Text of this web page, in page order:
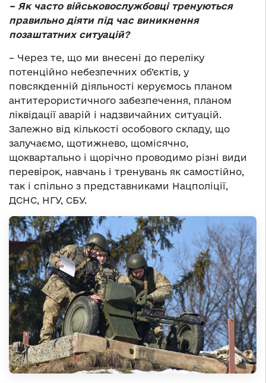
– Як часто військовослужбовці тренуються
правильно діяти під час виникнення
позаштатних ситуацій?
– Через те, що ми внесені до переліку
потенційно небезпечних об’єктів, у
повсякденній діяльності керуємось планом
антитерористичного забезпечення, планом
ліквідації аварій і надзвичайних ситуацій.
Залежно від кількості особового складу, що
залучаємо, щотижнево, щомісячно,
щоквартально і щорічно проводимо різні види
перевірок, навчань і тренувань як самостійно,
так і спільно з представниками Нацполіції,
ДСНС, НГУ, СБУ.